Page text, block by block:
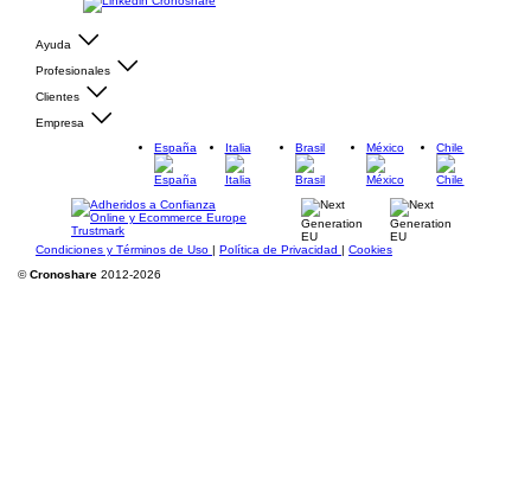
Ayuda
Profesionales
Clientes
Empresa
España
Italia Brasil México Chile
Condiciones y Términos de Uso | Política de Privacidad | Cookies
©Cronoshare 2012-2026